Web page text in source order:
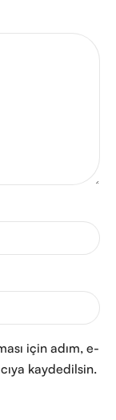
için adım, e-
kaydedilsin.